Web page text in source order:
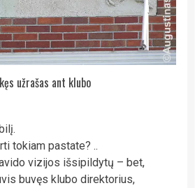
užrašas ant klubo
tokiam pastate? ..
vizijos išsipildytų – bet,
buvęs klubo direktorius,